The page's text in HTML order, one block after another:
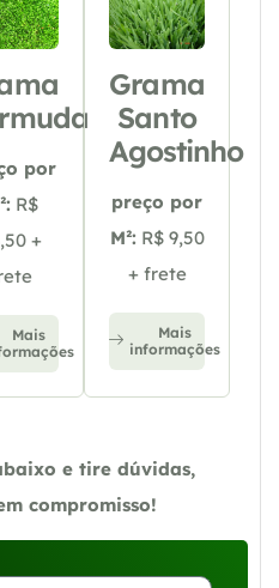
por
R$
+
Mais
Grama
Santo
Agostinho
preço por
M²: R$ 9,50
+ frete
Mais
informações
e tire dúvidas,
compromisso!